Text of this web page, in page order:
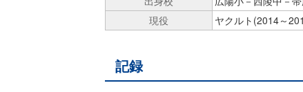
現役
ヤクルト(2014～
記録